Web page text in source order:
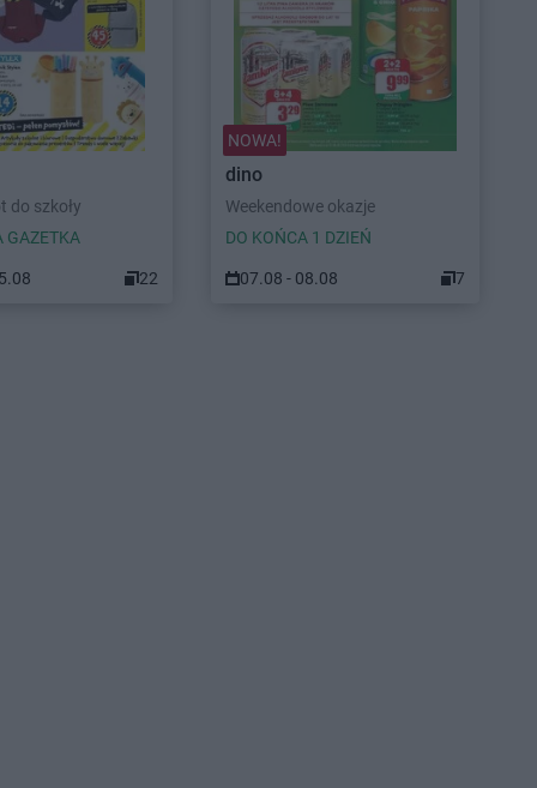
do szkoły
GAZETKA
22
NOWA!
dino
Weekendowe okazje
DO KOŃCA 1 DZIEŃ
07.08 - 08.08 7